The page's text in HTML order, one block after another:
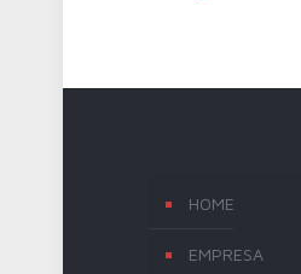
HOME
EMPRESA